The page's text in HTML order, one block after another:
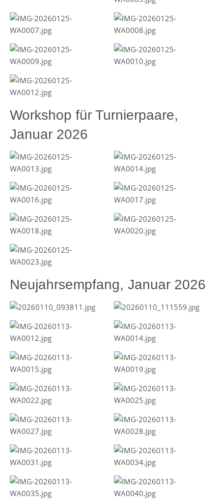
Workshop für Turnierpaare,
Januar 2026
Neujahrsempfang, Januar 2026